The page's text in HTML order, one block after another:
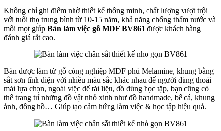
Không chỉ ghi điểm nhờ thiết kế thông minh, chất lượng vượt trội
với tuổi thọ trung bình từ 10-15 năm, khả năng chống thấm nước và
mối mọt giúp Bàn làm việc gỗ MDF BV861 được khách hàng
đánh giá rất cao.
Bàn được làm từ gỗ công nghiệp MDF phủ Melamine, khung bằng
sắt sơn tĩnh điện với nhiều màu sắc khác nhau để người dùng thoải
mái lựa chọn, ngoài việc để tài liệu, đồ dùng học tập, bạn cũng có
thể trang trí những đồ vật nhỏ xinh như đồ handmade, bể cá, khung
ảnh, đồng hồ… Giúp tạo cảm hứng làm việc & học tập hiệu quả.